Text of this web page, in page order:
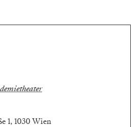
1, 1030 Wien